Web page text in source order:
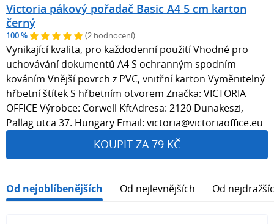
Victoria pákový pořadač Basic A4 5 cm karton
černý
100 % (2 hodnocení)
Vynikající kvalita, pro každodenní použití Vhodné pro
uchovávání dokumentů A4 S ochranným spodním
kováním Vnější povrch z PVC, vnitřní karton Vyměnitelný
hřbetní štítek S hřbetním otvorem Značka: VICTORIA
OFFICE Výrobce: Corwell KftAdresa: 2120 Dunakeszi,
Pallag utca 37. Hungary Email: victoria@victoriaoffice.eu
KOUPIT ZA 79 KČ
Od nejoblíbenějších Od nejlevnějších Od